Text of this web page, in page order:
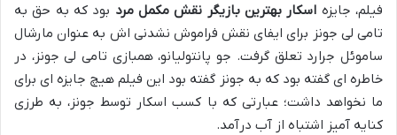
فیلم، جایزه اسکار بهترین بازیگر نقش مکمل مرد بود که به حق به
تامی لی جونز برای ایفای نقش فراموش نشدنی اش به عنوان مارشال
ساموئل جرارد تعلق گرفت. جو پانتولیانو، همبازی تامی لی جونز، در
خاطره ای گفته بود که به جونز گفته بود این فیلم هیچ جایزه ای برای
ما نخواهد داشت؛ عبارتی که با کسب اسکار توسط جونز، به طرزی
کنایه آمیز اشتباه از آب درآمد.